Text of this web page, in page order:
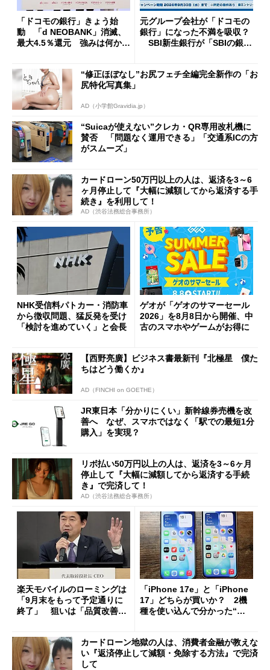
「ドコモの銀行」きょう始
動 「d NEOBANK」消滅、
最大4.5％還元 強みは何か解
元グループ会社が「ドコモの
銀行」になった不満を吸収？
SBI新生銀行が「SBIの銀
開催
“修正ほぼなし”お尻フェチ全編完全新作の「お
尻特化写真集」
AD（小学館Gravidia.jp）
“Suicaが使えない”クレカ・QR専用改札機に
賛否 「問題なく運用できる」「交通系ICの方
がスムーズ」
カードローン50万円以上の人は、返済を3～6
ヶ月停止して『大幅に減額してから返済する手
続き』を利用して！
AD（渋谷法務総合事務所）
NHK受信料パトカー・消防車
から徴収問題、猛反発を受け
「検討を進めていく」と会長
ゲオが「ゲオのサマーセール
2026」を8月8日から開催、中
古のスマホやゲームがお得に
【西野亮廣】ビジネス書最新刊『北極星 僕た
ちはどう働くか』
AD（FINCHI on GOETHE）
JR東日本「分かりにくい」新幹線券売機を改
善へ なぜ、スマホではなく「駅での最短1分
購入」を実現？
リボ払い50万円以上の人は、返済を3～6ヶ月
停止して『大幅に減額してから返済する手続
き』で完済して！
AD（渋谷法務総合事務所）
楽天モバイルのローミングは
「9月末をもって予定通りに
終了」 狙いは「品質改善」
も
「iPhone 17e」と「iPhone
17」どちらが買いか？ 2機
種を使い込んで分かった“ス
カードローン地獄の人は、消費者金融が教えな
い『返済停止して減額・免除する方法』で完済
して